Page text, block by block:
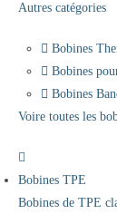
Autres catégories
Bobines
Bobines
Bobines
Voire toutes les
Bobines TPE
Bobines de TPE